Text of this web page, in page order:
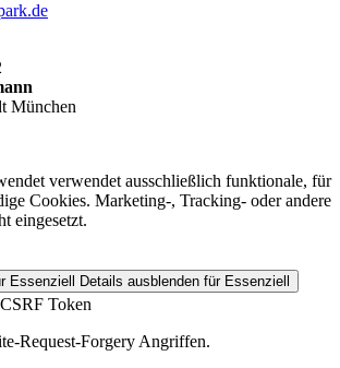
München
verwendet ausschließlich funktionale, für
Cookies. Marketing-, Tracking- oder andere
eingesetzt.
Essenziell Details ausblenden für Essenziell
Token
Request-Forgery Angriffen.